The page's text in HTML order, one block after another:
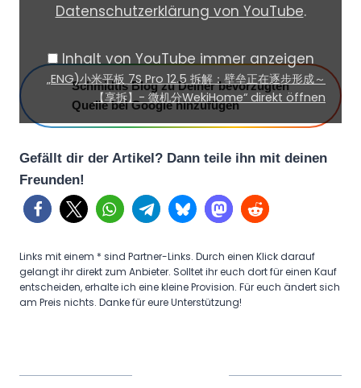
平
7
S
P
o
2
.
5
拆
解
Datenschutzerklärung von YouTube.
Inhalt von YouTube immer anzeigen
„ENG)小米平板 7S Pro 12.5 拆解：壁垒正在逐步形成～
【享拆】- 微机分WekiHome“ direkt öffnen
Schmidtis Blog zu Deiner bevorzugten
Quelle bei Google hinzufügen
Gefällt dir der Artikel? Dann teile ihn mit deinen
Freunden!
Links mit einem * sind Partner-Links. Durch einen Klick darauf
gelangt ihr direkt zum Anbieter. Solltet ihr euch dort für einen Kauf
entscheiden, erhalte ich eine kleine Provision. Für euch ändert sich
am Preis nichts. Danke für eure Unterstützung!